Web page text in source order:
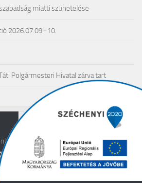
miatti szünetelése
2026.07.09–10.
Polgármesteri Hivatal zárva tart
© 2026. All Rights Reserved.
- Designed with theHueman theme